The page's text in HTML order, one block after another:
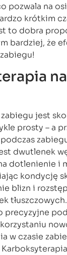
pozwala na
krótkim
to dobra
bardziej, że
jest
prosty – a
dwutlenek
dotlenienie i
kondycję
blizn i
precyzyjne
w czasie